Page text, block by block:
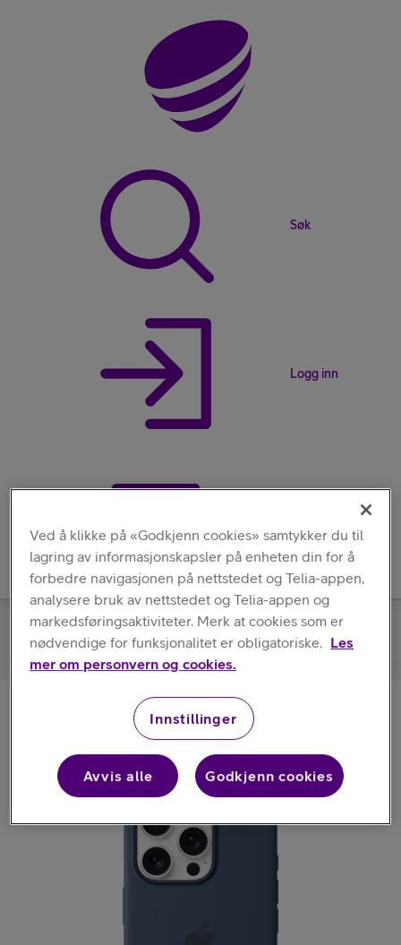
Søk
Logg inn
/ Silikondeksel med MagSafe til iPhone 16 Pro
Silikondeksel med MagSafe til
iPhone 16 Pro
Ved å klikke på «Godkjenn cookies» samtykker du til
lagring av informasjonskapsler på enheten din for å
forbedre navigasjonen på nettstedet og Telia-appen,
analysere bruk av nettstedet og Telia-appen og
markedsføringsaktiviteter. Merk at cookies som er
nødvendige for funksjonalitet er obligatoriske. Les
mer om personvern og cookies.
Innstillinger
Avvis alle Godkjenn cookies